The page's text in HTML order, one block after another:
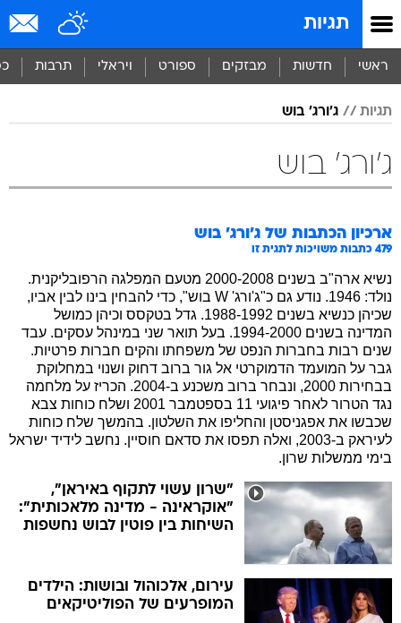
תגיות
ראשי חדשות מבזקים ספורט ויראלי תרבות
תגיות ג'ורג' בוש
ג'ורג' בוש
ארכיון הכתבות של ג'ורג' בוש
479 כתבות משויכות לתגית זו
נשיא ארה"ב בשנים 2000-2008 מטעם המפלגה הרפובליקנית.
נולד: 1946. נודע גם כ"ג'ורג' W בוש", כדי להבחין בינו לבין אביו,
שכיהן כנשיא בשנים 1988-1992. גדל בטקסס וכיהן כמושל
המדינה בשנים 1994-2000. בעל תואר שני במינהל עסקים. עבד
שנים רבות בחברות הנפט של משפחתו והקים חברות פרטיות.
גבר על המועמד הדמוקרטי אל גור ברוב דחוק ושנוי במחלוקת
בבחירות 2000, ונבחר ברוב משכנע ב-2004. הכריז על מלחמה
נגד הטרור לאחר פיגועי 11 בספטמבר 2001 ושלח כוחות צבא
שכבשו את אפגניסטן והחליפו את השלטון. בהמשך שלח כוחות
לעיראק ב-2003, ואלה תפסו את סדאם חוסיין. נחשב לידיד ישראל
בימי ממשלות שרון.
"שרון עשוי לתקוף באיראן",
"אוקראינה - מדינה מלאכותית":
השיחות בין פוטין לבוש נחשפות
עירום, אלכוהול ובושות: הילדים
המופרעים של הפוליטיקאים